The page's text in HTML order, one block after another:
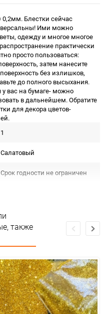
Блестки сейчас
Ими можно
одежду и многое многое
практически
просто пользоваться:
затем нанесите
без излишков,
до полного высыхания.
у вас на бумаге- можно
в дальнейшем. Обратите
для декора цветов-
1
Салатовый
Срок годности не ограничен
Импорт
Особых условий не требует
25
шт.
также